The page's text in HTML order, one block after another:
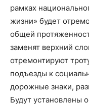
рамках
жизни» будет
общей
заменят верхний
отремонтируют
подъезды к
дорожные знаки,
Будут установлены